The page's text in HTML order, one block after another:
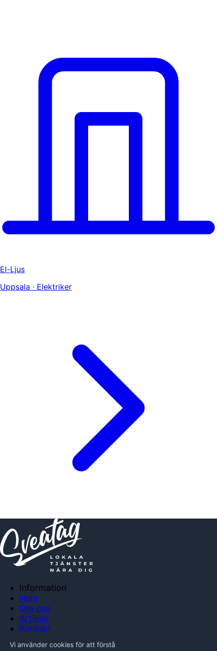
El-Ljus
Uppsala · Elektriker
Information
Hem
Om oss
Artiklar
Kontakt
Integritetspolicy
Vi använder cookies för att förstå